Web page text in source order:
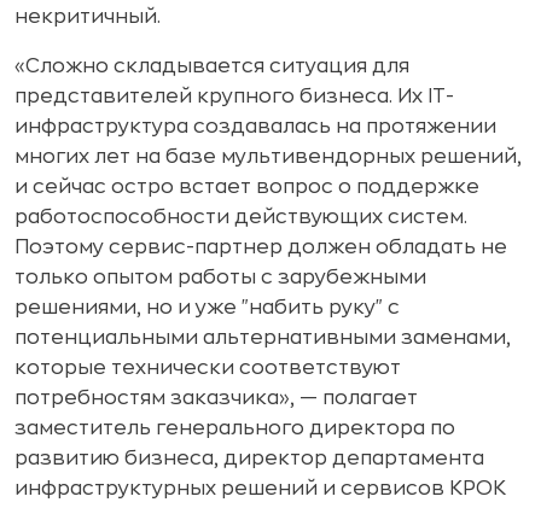
некритичный.
«Сложно складывается ситуация для
представителей крупного бизнеса. Их IT-
инфраструктура создавалась на протяжении
многих лет на базе мультивендорных решений,
и сейчас остро встает вопрос о поддержке
работоспособности действующих систем.
Поэтому сервис-партнер должен обладать не
только опытом работы с зарубежными
решениями, но и уже "набить руку" с
потенциальными альтернативными заменами,
которые технически соответствуют
потребностям заказчика», — полагает
заместитель генерального директора по
развитию бизнеса, директор департамента
инфраструктурных решений и сервисов КРОК